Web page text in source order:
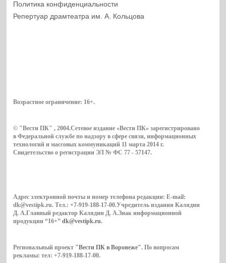
Политика конфиденциальности
Репертуар драмтеатра им. А. Кольцова
Возрастное ограничение: 16+.
© "Вести ПК" , 2004.Сетевое издание «Вести ПК» зарегистрировано
в Федеральной службе по надзору в сфере связи, информационных
технологий и массовых коммуникаций 11 марта 2014 г.
Свидетельство о регистрации ЭЛ № ФС 77 - 57147.
Адрес электронной почты и номер телефона редакции: E-mail:
dk@vestipk.ru. Тел.: +7-919-188-17-00.Учредитель издания Калядин
Д. А.Главный редактор Калядин Д. А.Знак информационной
продукции “16+”dk@vestipk.ru.
Региональный проект "Вести ПК в Воронеже". По вопросам
рекламы: тел: +7-919-188-17-00.